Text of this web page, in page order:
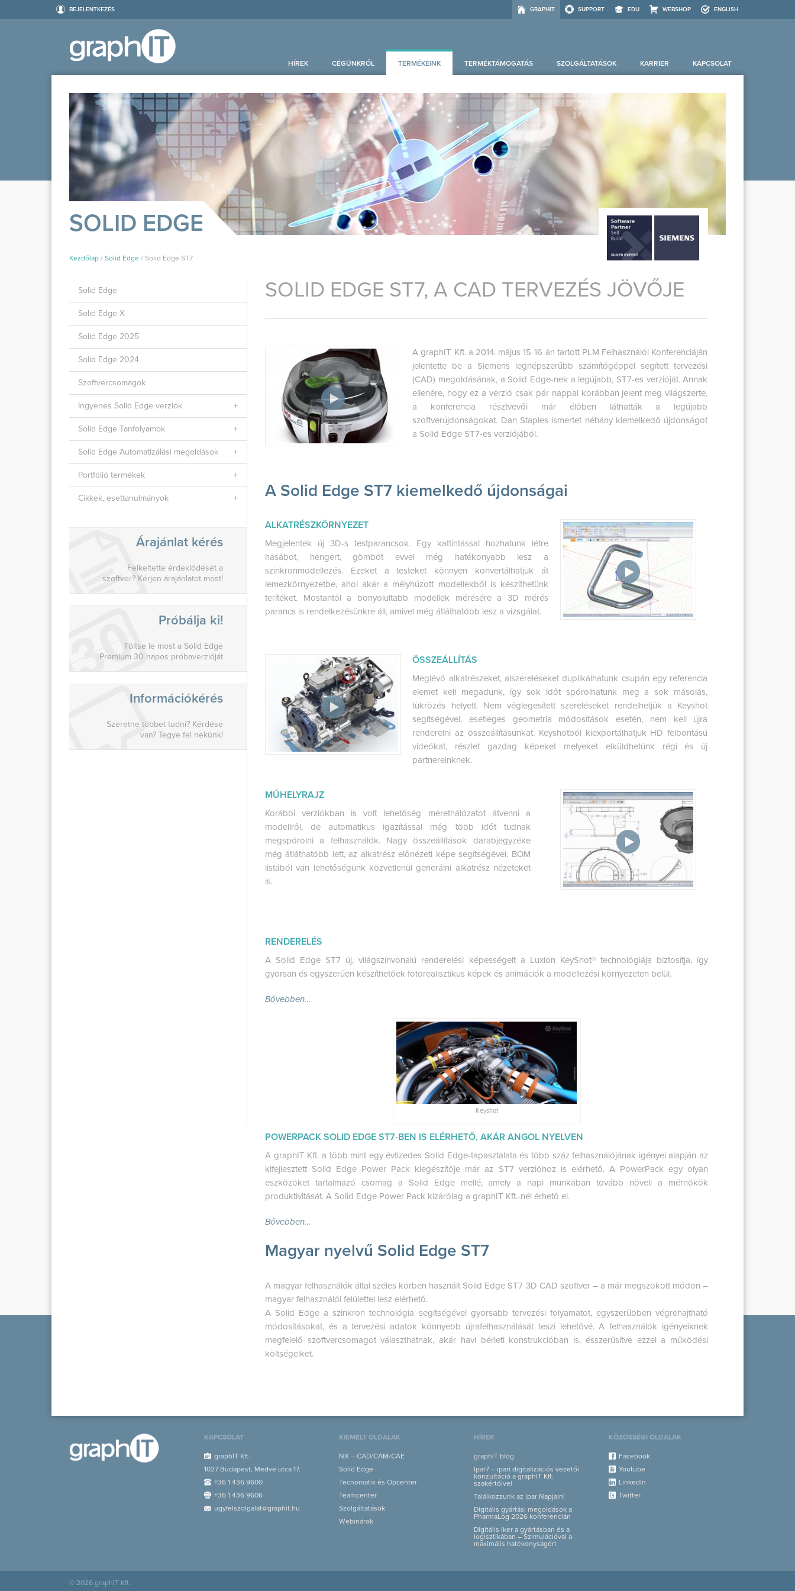
BEJELENTKEZÉS GRAPHIT SUPPORT EDU WEBSHOP ENGLISH
HÍREK CÉGÜNKRŐL TERMÉKEINK TERMÉKTÁMOGATÁS SZOLGÁLTATÁSOK KARRIER KAPCSOLAT
SOLID EDGE
Kezdőlap / Solid Edge / Solid Edge ST7
Solid Edge
Solid Edge X
Solid Edge 2025
Solid Edge 2024
Szoftvercsomagok
Ingyenes Solid Edge verziók
Solid Edge Tanfolyamok
Solid Edge Automatizálási megoldások
Portfólió termékek
Cikkek, esettanulmányok
Árajánlat kérés
Felkeltette érdeklődését a
szoftver? Kérjen árajánlatot most!
Próbálja ki!
Töltse le most a Solid Edge
Premium 30 napos próbaverzióját
Információkérés
Szeretne többet tudni? Kérdése
van? Tegye fel nekünk!
SOLID EDGE ST7, A CAD TERVEZÉS JÖVŐJE
A graphIT Kft. a 2014. május 15-16-án tartott PLM Felhasználói Konferenciáján
jelentette be a Siemens legnépszerűbb számítógéppel segített tervezési
(CAD) megoldásának, a Solid Edge-nek a legújabb, ST7-es verzióját. Annak
ellenére, hogy ez a verzió csak pár nappal korábban jelent meg világszerte,
a konferencia résztvevői már élőben láthatták a legújabb
szoftverújdonságokat. Dan Staples ismertet néhány kiemelkedő újdonságot
a Solid Edge ST7-es verziójából.
A Solid Edge ST7 kiemelkedő újdonságai
ALKATRÉSZKÖRNYEZET
Megjelentek új 3D-s testparancsok. Egy kattintással hozhatunk létre
hasábot, hengert, gömböt evvel még hatékonyabb lesz a
szinkronmodellezés. Ezeket a testeket könnyen konvertálhatjuk át
lemezkörnyezetbe, ahol akár a mélyhúzott modellekből is készíthetünk
terítéket. Mostantól a bonyolultabb modellek mérésére a 3D mérés
parancs is rendelkezésünkre áll, amivel még átláthatóbb lesz a vizsgálat.
ÖSSZEÁLLÍTÁS
Meglévő alkatrészeket, alszereléseket duplikálhatunk csupán egy referencia
elemet kell megadunk, így sok időt spórolhatunk meg a sok másolás,
tükrözés helyett. Nem véglegesített szereléseket rendelhetjük a Keyshot
segítségével, esetleges geometria módosítások esetén, nem kell újra
renderelni az összeállításunkat. Keyshotból kiexportálhatjuk HD felbontású
videókat, részlet gazdag képeket melyeket elküldhetünk régi és új
partnereinknek.
MŰHELYRAJZ
Korábbi verziókban is volt lehetőség mérethálózatot átvenni a
modellről, de automatikus igazítással még több időt tudnak
megspórolni a felhasználók. Nagy összeállítások darabjegyzéke
még átláthatóbb lett, az alkatrész előnézeti képe segítségével. BOM
listából van lehetőségünk közvetlenül generálni alkatrész nézeteket
is.
RENDERELÉS
A Solid Edge ST7 új, világszínvonalú renderelési képességeit a Luxion KeyShot® technológiája biztosítja, így
gyorsan és egyszerűen készíthetőek fotorealisztikus képek és animációk a modellezési környezeten belül.
Bővebben…
Keyshot
POWERPACK SOLID EDGE ST7-BEN IS ELÉRHETŐ, AKÁR ANGOL NYELVEN
A graphIT Kft. a több mint egy évtizedes Solid Edge-tapasztalata és több száz felhasználójának igényei alapján az
kifejlesztett Solid Edge Power Pack kiegészítője már az ST7 verzióhoz is elérhető. A PowerPack egy olyan
eszközöket tartalmazó csomag a Solid Edge mellé, amely a napi munkában tovább növeli a mérnökök
produktivitását. A Solid Edge Power Pack kizárólag a graphIT Kft.-nél érhető el.
Bővebben…
Magyar nyelvű Solid Edge ST7
A magyar felhasználók által széles körben használt Solid Edge ST7 3D CAD szoftver – a már megszokott módon –
magyar felhasználói felülettel lesz elérhető.
A Solid Edge a szinkron technológia segítségével gyorsabb tervezési folyamatot, egyszerűbben végrehajtható
módosításokat, és a tervezési adatok könnyebb újrafelhasználását teszi lehetővé. A felhasználók igényeiknek
megfelelő szoftvercsomagot választhatnak, akár havi bérleti konstrukcióban is, ésszerűsítve ezzel a működési
költségeiket.
KAPCSOLAT
graphIT Kft.
1027 Budapest, Medve utca 17.
+36 1 436 9600
+36 1 436 9606
ugyfelszolgalat@graphit.hu
KIEMELT OLDALAK
NX – CAD/CAM/CAE
Solid Edge
Tecnomatix és Opcenter
Teamcenter
Szolgáltatások
Webinárok
HÍREK
graphIT blog
Ipar7 – ipari digitalizációs vezetői
konzultáció a graphIT Kft.
szakértőivel
Találkozzunk az Ipar Napjain!
Digitális gyártási megoldások a
PharmaLog 2026 konferencián
Digitális iker a gyártásban és a
logisztikában – Szimulációval a
maximális hatékonyságért
KÖZÖSSÉGI OLDALAK
Facebook
Youtube
LinkedIn
Twitter
© 2026 graphIT Kft.